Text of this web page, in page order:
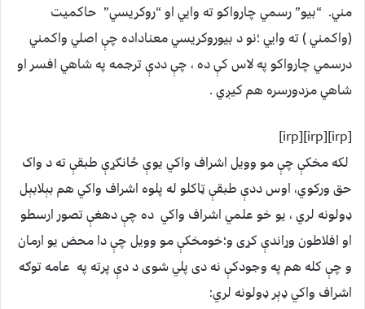
مني. “بيو” رسمي چارواکو ته وايي او “روکريسي” حاکميت
(واکمني ) ته وايي ؛نو د بيوروکريسي معناداده چې اصلي واکمني
درسمي چارواکو په لاس کې ده ، چې ددې ترجمه په شاهي افسر او
شاهي مزدورسره هم کيږي .
[irp][irp][irp]
لکه مخکې چې مو وويل اشراف واکي يوې ځانګړې طبقې ته د واک
حق ورکوي، اوس ددې طبقې ټاکلو له پلوه اشراف واکي هم بېلابېل
ډولونه لري ، يو خو علمي اشراف واکي ده چې دهغې تصور ارسطو
او افلاطون وړاندې کړی و؛خومخکې مو وويل چې دا محض يو ارمان
و چې کله هم په وجودکې نه دی پلي شوی د دې پرته په عامه توګه
اشراف واکي ډېر ډولونه لري: